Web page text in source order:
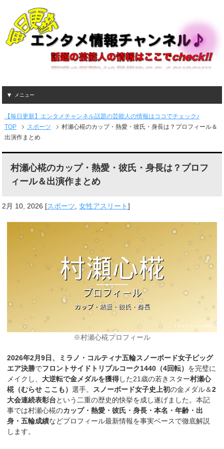
メニュー
【毎日更新】エンタメチャンネル話題の芸能人の情報はココでチェック♪
TOP
スポーツ
村瀬心椛のカップ・熱愛・彼氏・身長は？プロフィール＆
出演作まとめ
村瀬心椛のカップ・熱愛・彼氏・身長は？プロフ
ィール＆出演作まとめ
2月 10, 2026 [スポーツ,女性アスリート]
※村瀬心椛プロフィール
2026年2月9日、ミラノ・コルティナ五輪スノーボード女子ビッグ
エア決勝でフロントサイドトリプルコーク1440（4回転） を完璧に
メイクし、 大逆転で金メダルを獲得した21歳の若きスター村瀬心
椛（むらせ ここも）選手。 スノーボード女子史上初の金メダル＆2
大会連続表彰台という二重の歴史的快挙を成し遂げました。本記
事では村瀬心椛のカップ・熱愛・彼氏・身長・本名・年齢・出
身・五輪成績などプロフィール最新情報を事実ベースで徹底解説
します。